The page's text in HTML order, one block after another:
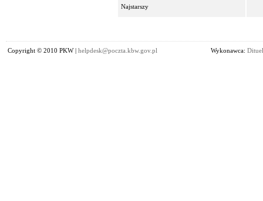
Najstarszy
Copyright © 2010 PKW | helpdesk@poczta.kbw.gov.pl Wykonawca: